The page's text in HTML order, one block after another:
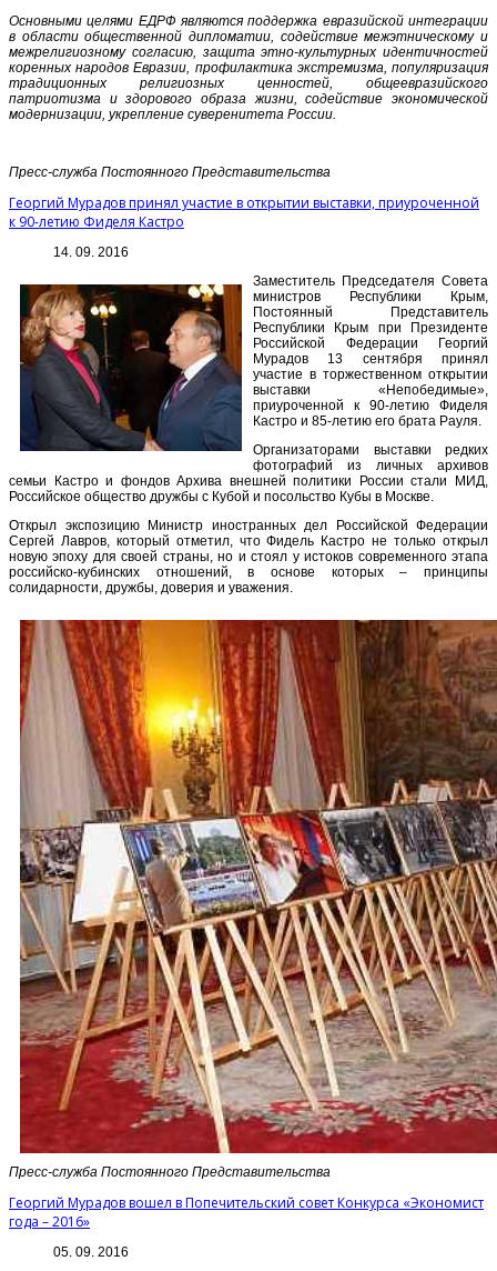
Основными целями ЕДРФ являются поддержка евразийской интеграции
в области общественной дипломатии, содействие межэтническому и
межрелигиозному согласию, защита этно-культурных идентичностей
коренных народов Евразии, профилактика экстремизма, популяризация
традиционных религиозных ценностей, общеевразийского
патриотизма и здорового образа жизни, содействие экономической
модернизации, укрепление суверенитета России.
Пресс-служба Постоянного Представительства
Георгий Мурадов принял участие в открытии выставки, приуроченной
к 90-летию Фиделя Кастро
14. 09. 2016
Заместитель Председателя Совета
министров Республики Крым,
Постоянный Представитель
Республики Крым при Президенте
Российской Федерации Георгий
Мурадов 13 сентября принял
участие в торжественном открытии
выставки «Непобедимые»,
приуроченной к 90-летию Фиделя
Кастро и 85-летию его брата Рауля.
Организаторами выставки редких
фотографий из личных архивов
семьи Кастро и фондов Архива внешней политики России стали МИД,
Российское общество дружбы с Кубой и посольство Кубы в Москве.
Открыл экспозицию Министр иностранных дел Российской Федерации
Сергей Лавров, который отметил, что Фидель Кастро не только открыл
новую эпоху для своей страны, но и стоял у истоков современного этапа
российско-кубинских отношений, в основе которых – принципы
солидарности, дружбы, доверия и уважения.
Пресс-служба Постоянного Представительства
Георгий Мурадов вошел в Попечительский совет Конкурса «Экономист
года – 2016»
05. 09. 2016